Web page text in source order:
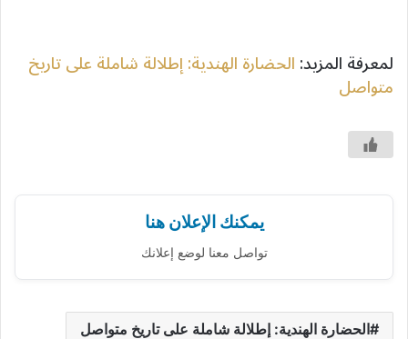
لمعرفة المزيد:الحضارة الهندية: إطلالة شاملة على تاريخ
متواصل
يمكنك الإعلان هنا
تواصل معنا لوضع إعلانك
الحضارة الهندية: إطلالة شاملة على تاريخ متواصل